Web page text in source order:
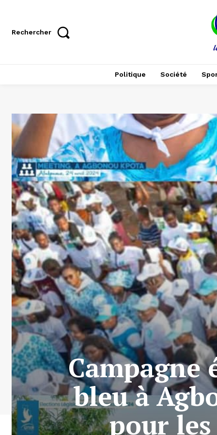
Rechercher
Politique Société
Campagne
bleu à
pour